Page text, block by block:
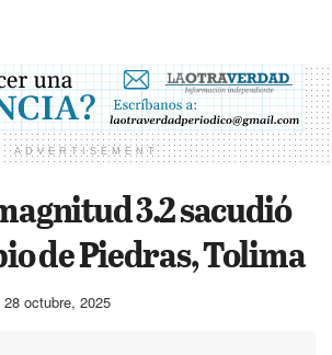
ADVERTISEMENT
3.2 sacudió
de Piedras, Tolima
28 octubre, 2025